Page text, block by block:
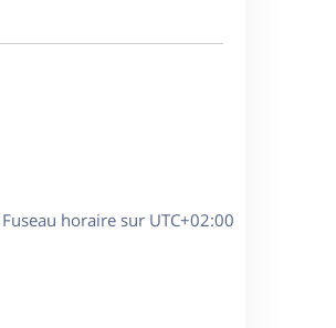
Fuseau horaire sur UTC+02:00